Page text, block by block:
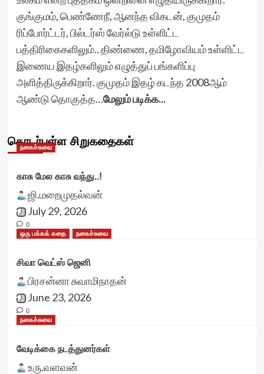
குங்குமம், பெண்ணேநீ, ஆனந்த விகடன், குமுதம்
ரிப்போர்ட்டர், பில்டர்ஸ் வேர்ல்டு உள்ளிட்ட
பத்திரிகைகளிலும்.. திண்ணை, தமிழோவியம் உள்ளிட்ட
இணைய இதழ்களிலும் எழுத்துப் பங்களிப்பு
அளித்திருக்கிறார். குமுதம் இதழ் கடந்த 2008ஆம்
ஆண்டு தொகுத்த…மேலும் படிக்க...
தொடர்புள்ள சிறுகதைகள்
நகைச்சுவை
காசு மேல காசு வந்து..!
ஜி.மறைமுதல்வன்
July 29, 2026
0
ஒரு பக்கக் கதை
நகைச்சுவை
சிவா வெட்ஸ் ஜெனி
பிரசன்னா சுவாமிநாதன்
June 23, 2026
0
நகைச்சுவை
வேடிக்கை நடத்துனர்கள்
உரு.வளவன்